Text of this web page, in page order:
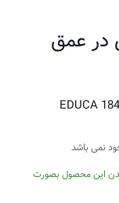
در عمق
EDUCA
نمی باشد
شدن این محصول بصورت